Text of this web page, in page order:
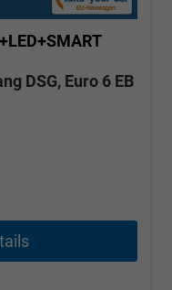
DSG, Euro 6 EB